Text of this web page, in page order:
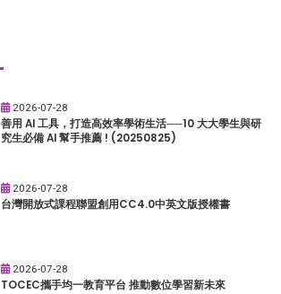
2026-07-28
善用 AI 工具，打造高效率學術生活──10 大大學生與研
究生必備 AI 幫手推薦 ! (20250825)
2026-07-28
台灣開放式課程聯盟創用CC4.0中英文版授權書
2026-07-28
TOCEC攜手均一教育平台 推動數位學習新未來